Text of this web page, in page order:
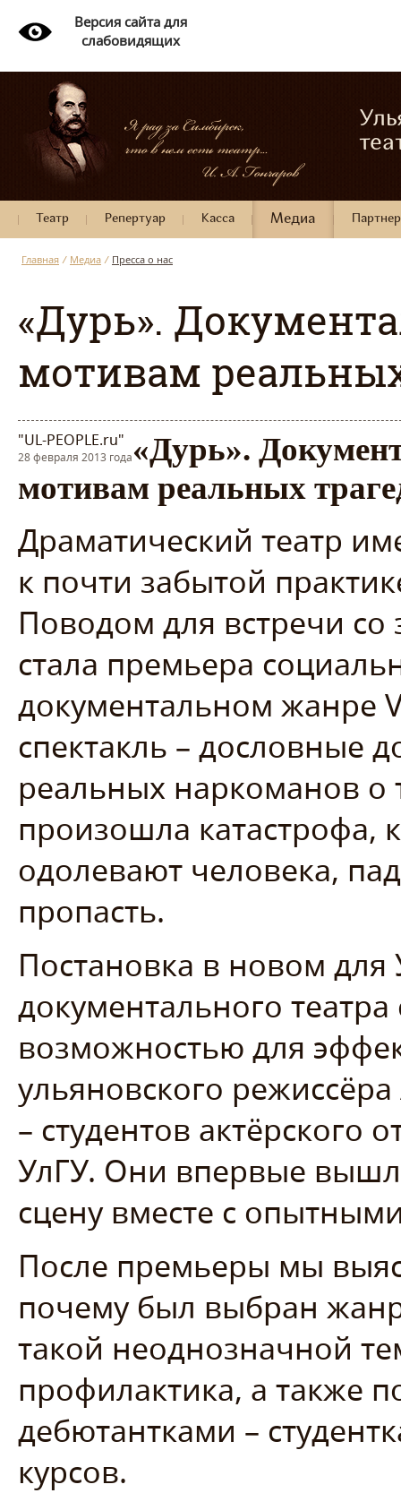
Версия сайта для
слабовидящих
Театр Репертуар Касса Медиа
Главная / Медиа / Пресса о нас
«Дурь».
мотивам
"UL-PEOPLE.ru"
28 февраля 2013 года«Дурь».
мотивам реальных
Драматический театр
к почти забытой
Поводом для встречи
стала премьера
документальном жанре
спектакль – дословные
реальных наркоманов о
произошла катастрофа,
одолевают человека,
пропасть.
Постановка в новом
документального
возможностью для
ульяновского
– студентов актёрского
УлГУ. Они впервые
сцену вместе с
После премьеры мы
почему был выбран
такой неоднозначной
профилактика, а также
дебютантками –
курсов.